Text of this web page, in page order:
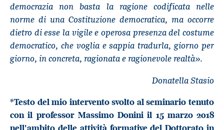
democrazia non basta la ragione codificata nelle
norme di una Costituzione democratica, ma occorre
dietro di esse la vigile e operosa presenza del costume
democratico, che voglia e sappia tradurla, giorno per
giorno, in concreta, ragionata e ragionevole realtà».
Donatella Stasio
*Testo del mio intervento svolto al seminario tenuto
con il professor Massimo Donini il 15 marzo 2018